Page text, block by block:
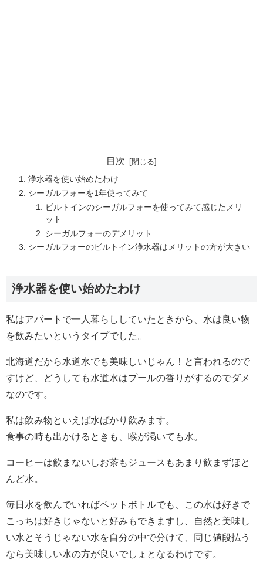
目次
浄水器を使い始めたわけ
シーガルフォーを1年使ってみて
ビルトインのシーガルフォーを使ってみて感じたメリ
ット
シーガルフォーのデメリット
シーガルフォーのビルトイン浄水器はメリットの方が大きい
浄水器を使い始めたわけ
私はアパートで一人暮らししていたときから、水は良い物
を飲みたいというタイプでした。
北海道だから水道水でも美味しいじゃん！と言われるので
すけど、どうしても水道水はプールの香りがするのでダメ
なのです。
私は飲み物といえば水ばかり飲みます。
食事の時も出かけるときも、喉が渇いても水。
コーヒーは飲まないしお茶もジュースもあまり飲まずほと
んど水。
毎日水を飲んでいればペットボトルでも、この水は好きで
こっちは好きじゃないと好みもできますし、自然と美味し
い水とそうじゃない水を自分の中で分けて、同じ値段払う
なら美味しい水の方が良いでしょとなるわけです。